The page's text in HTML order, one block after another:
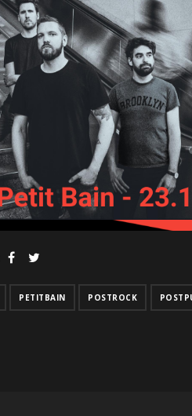
PETITBAIN POSTROCK